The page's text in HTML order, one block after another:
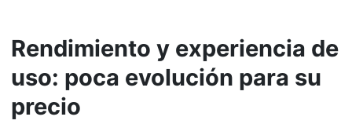
Rendimiento y experiencia de
uso: poca evolución para su
precio